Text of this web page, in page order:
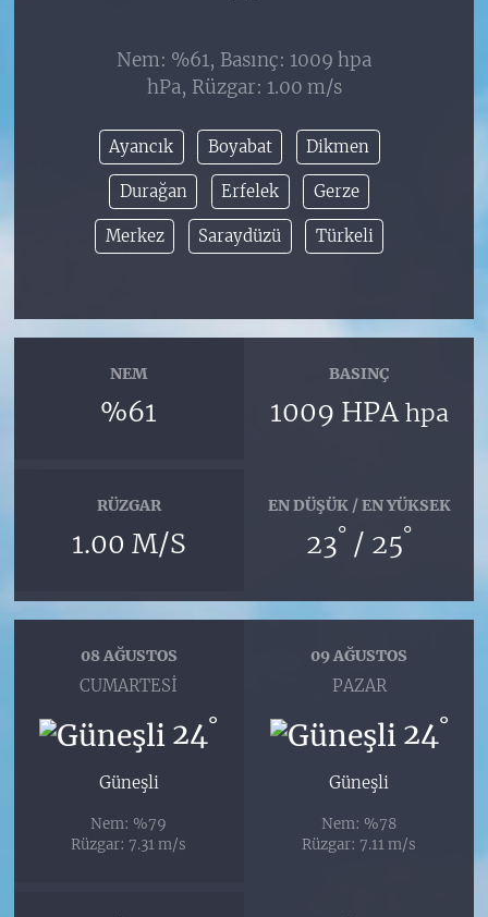
Nem: %61, Basınç: 1009 hpa
hPa, Rüzgar: 1.00 m/s
Ayancık Boyabat Dikmen
Durağan Erfelek Gerze
Merkez Saraydüzü Türkeli
NEM
%61
BASINÇ
1009 HPAhpa
RÜZGAR
1.00 M/S
EN DÜŞÜK / EN YÜKSEK
23° / 25°
08 AĞUSTOS
CUMARTESI
24°
Güneşli
Nem: %79
Rüzgar: 7.31 m/s
09 AĞUSTOS
PAZAR
24°
Güneşli
Nem: %78
Rüzgar: 7.11 m/s